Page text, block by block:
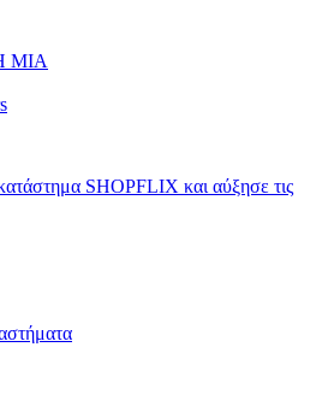
ΜΙΑ
SHOPFLIX και αύξησε τις